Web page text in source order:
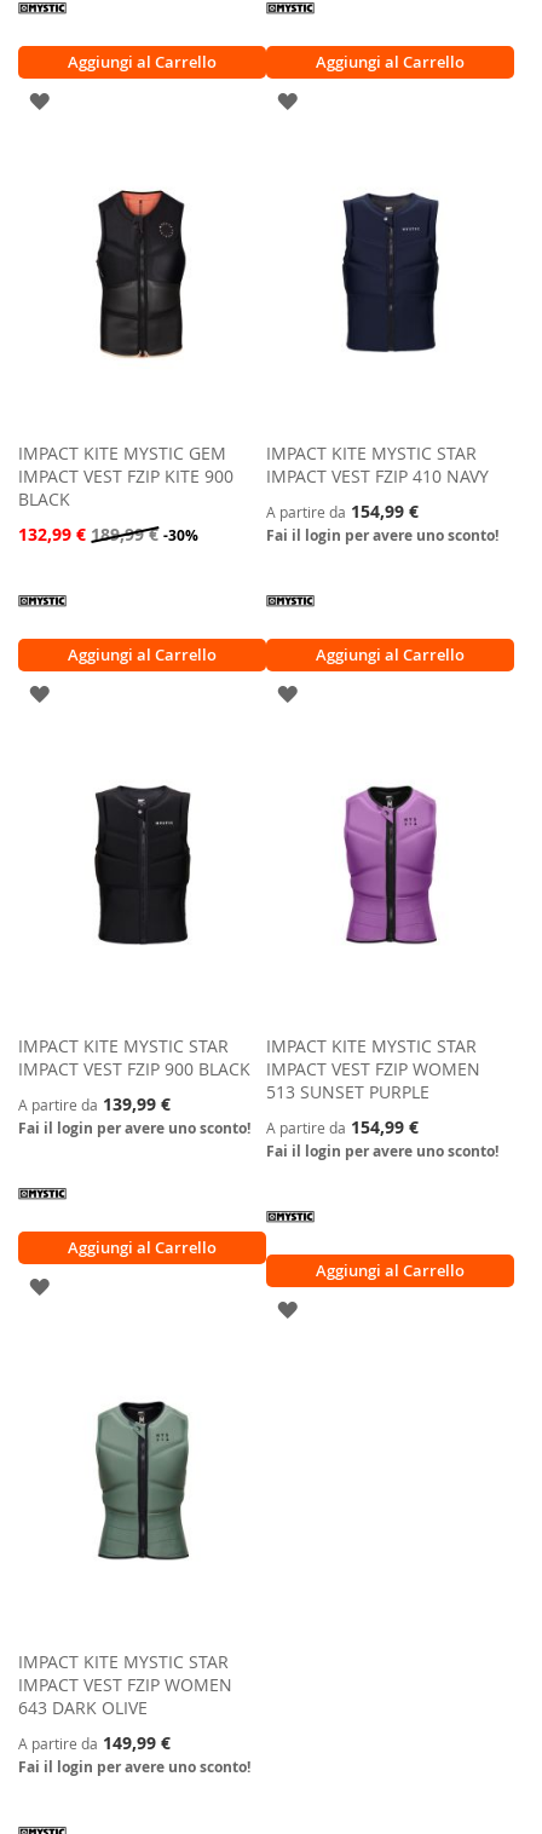
Aggiungi al Carrello
AGGIUNGI
DESIDERI
Aggiungi al Carrello
AGGIUNGI
DESIDERI
IMPACT KITE MYSTIC GEM
IMPACT VEST FZIP KITE 900
BLACK
132,99 € 189,99 € -30%
Aggiungi al Carrello
AGGIUNGI
DESIDERI
IMPACT KITE MYSTIC STAR
IMPACT VEST FZIP 410 NAVY
A partire da 154,99 €
Fai il login per avere uno sconto!
Aggiungi al Carrello
AGGIUNGI
DESIDERI
IMPACT KITE MYSTIC STAR
IMPACT VEST FZIP 900 BLACK
A partire da 139,99 €
Fai il login per avere uno sconto!
Aggiungi al Carrello
AGGIUNGI
DESIDERI
IMPACT KITE MYSTIC STAR
IMPACT VEST FZIP WOMEN
513 SUNSET PURPLE
A partire da 154,99 €
Fai il login per avere uno sconto!
Aggiungi al Carrello
AGGIUNGI
IMPACT KITE MYSTIC STAR
IMPACT VEST FZIP WOMEN
643 DARK OLIVE
A partire da 149,99 €
Fai il login per avere uno sconto!